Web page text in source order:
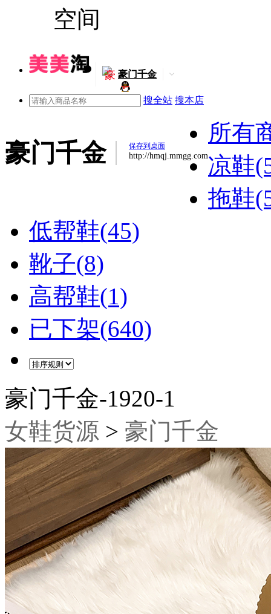
豪 豪门千金
搜全站 搜本店
豪门千金 保存到桌面
http://hmqj.mmgg.com
所有
凉鞋
拖鞋
低帮鞋(45)
靴子(8)
高帮鞋(1)
已下架(640)
豪门千金-1920-1
女鞋货源 > 豪门千金